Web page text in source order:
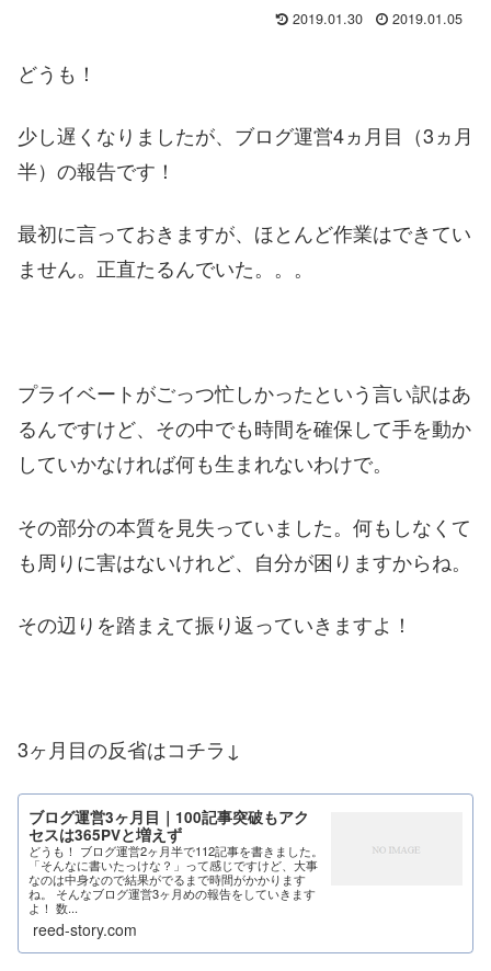
2019.01.30 2019.01.05
どうも！
少し遅くなりましたが、ブログ運営4ヵ月目（3ヵ月
半）の報告です！
最初に言っておきますが、ほとんど作業はできてい
ません。正直たるんでいた。。。
プライベートがごっつ忙しかったという言い訳はあ
るんですけど、その中でも時間を確保して手を動か
していかなければ何も生まれないわけで。
その部分の本質を見失っていました。何もしなくて
も周りに害はないけれど、自分が困りますからね。
その辺りを踏まえて振り返っていきますよ！
3ヶ月目の反省はコチラ↓
ブログ運営3ヶ月目｜100記事突破もアク
セスは365PVと増えず
どうも！ ブログ運営2ヶ月半で112記事を書きました。
「そんなに書いたっけな？」って感じですけど、大事
なのは中身なので結果がでるまで時間がかかります
ね。 そんなブログ運営3ヶ月めの報告をしていきます
よ！ 数...
reed-story.com